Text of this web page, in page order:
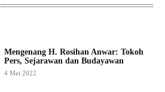
Mengenang H. Rosihan Anwar: Tokoh
Pers, Sejarawan dan Budayawan
4 Mei 2022